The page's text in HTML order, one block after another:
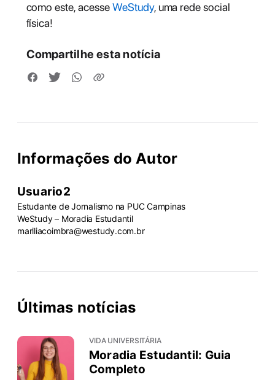
como este, acesseWeStudy, uma rede social
física!
Compartilhe esta notícia
Informações do Autor
Usuario2
Estudante de Jornalismo na PUC Campinas
WeStudy – Moradia Estudantil
mariliacoimbra@westudy.com.br
Últimas notícias
VIDA UNIVERSITÁRIA
Moradia Estudantil: Guia
Completo